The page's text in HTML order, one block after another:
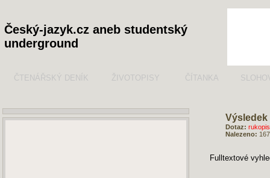
Český-jazyk.cz aneb studentský
underground
ČTENÁŘSKÝ DENÍK ŽIVOTOPISY ČÍTANKA
Výsledek
Dotaz: rukopis
Nalezeno:
Fulltextové